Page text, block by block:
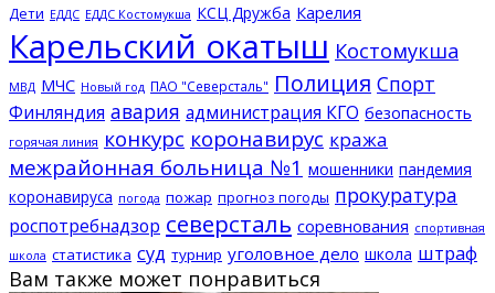
Дети ЕДДС ЕДДС Костомукша КСЦ Дружба Карелия
Карельский окатыш Костомукша
МВД МЧС Новый год ПАО "Северсталь" Полиция Спорт
Финляндия авария администрация КГО безопасность
горячая линия конкурс коронавирус кража
межрайонная больница №1 мошенники пандемия
коронавируса погода пожар прогноз погоды прокуратура
роспотребнадзор северсталь соревнования спортивная
школа статистика суд турнир уголовное дело школа штраф
Вам также может понравиться